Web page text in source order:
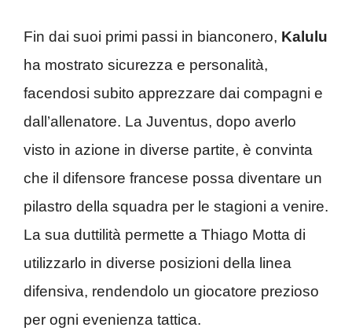
Fin dai suoi primi passi in bianconero, Kalulu
ha mostrato sicurezza e personalità,
facendosi subito apprezzare dai compagni e
dall’allenatore. La Juventus, dopo averlo
visto in azione in diverse partite, è convinta
che il difensore francese possa diventare un
pilastro della squadra per le stagioni a venire.
La sua duttilità permette a Thiago Motta di
utilizzarlo in diverse posizioni della linea
difensiva, rendendolo un giocatore prezioso
per ogni evenienza tattica.